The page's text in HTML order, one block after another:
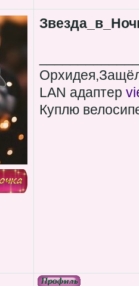
LAN адаптер
Куплю